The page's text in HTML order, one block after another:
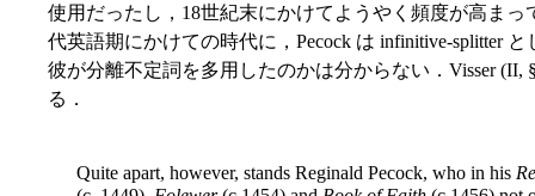
使用だったし，18世紀末にかけてようやく頻度が高ま
代英語期にかけての時代に，Pecock は infinitive-splitter
彼が分離不定詞を多用したのかは分からない．Visser (II,
る．
Quite apart, however, stands Reginald Pecock, who in his